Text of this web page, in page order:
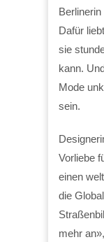
Dafür
sie
kann.
Mode
sein.
Vorliebe
einen
die
mehr